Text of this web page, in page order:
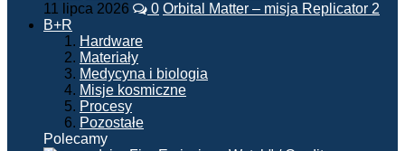
11 lipca 2026 0 Orbital Matter – misja Replicator 2
B+R
Hardware
Materiały
Medycyna i biologia
Misje kosmiczne
Procesy
Pozostałe
Polecamy